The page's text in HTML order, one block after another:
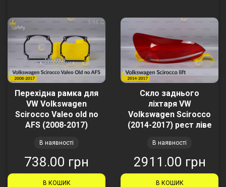
Перехідна рамка для
VW Volkswagen
Scirocco Valeo old no
AFS (2008-2017)
В наявності
738.00 грн
В КОШИК
Скло заднього
ліхтаря VW
Volkswagen Scirocco
(2014-2017) рест ліве
В наявності
2911.00 грн
В КОШИК